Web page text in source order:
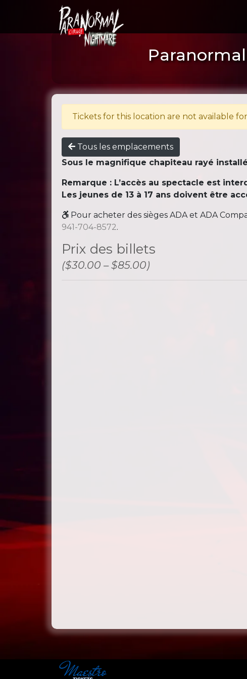
Tickets for this location are not available for
Tous les emplacements
Sous le magnifique chapiteau rayé
Remarque : L’accès au spectacle est
Les jeunes de 13 à 17 ans doivent être
Pour acheter des sièges ADA et ADA
941-704-8572.
Prix ​​des billets
($30.00 – $85.00)